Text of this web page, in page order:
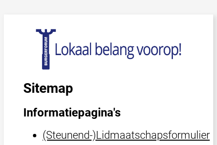
Sitemap
Informatiepagina's
(Steunend-)Lidmaatschapsformulier